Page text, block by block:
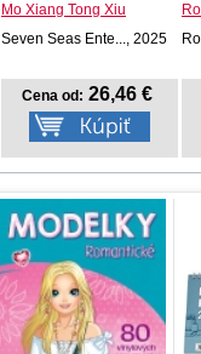
Mo Xiang Tong Xiu
Seven Seas Ente..., 2025
Cena od: 26,46 €